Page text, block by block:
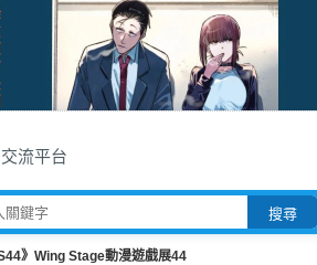
流平台
搜尋
》Wing Stage動漫遊戲展44